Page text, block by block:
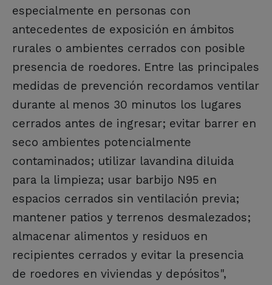
especialmente en personas con
antecedentes de exposición en ámbitos
rurales o ambientes cerrados con posible
presencia de roedores. Entre las principales
medidas de prevención recordamos ventilar
durante al menos 30 minutos los lugares
cerrados antes de ingresar; evitar barrer en
seco ambientes potencialmente
contaminados; utilizar lavandina diluida
para la limpieza; usar barbijo N95 en
espacios cerrados sin ventilación previa;
mantener patios y terrenos desmalezados;
almacenar alimentos y residuos en
recipientes cerrados y evitar la presencia
de roedores en viviendas y depósitos",